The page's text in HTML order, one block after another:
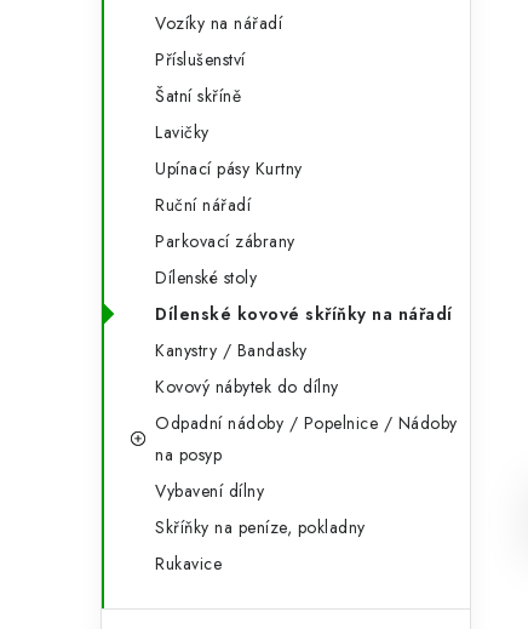
Vozíky na nářadí
Příslušenství
Šatní skříně
Lavičky
Upínací pásy Kurtny
Ruční nářadí
Parkovací zábrany
Dílenské stoly
Dílenské kovové skříňky na nářadí
Kanystry / Bandasky
Kovový nábytek do dílny
Odpadní nádoby / Popelnice / Nádoby
na posyp
Vybavení dílny
Skříňky na peníze, pokladny
Rukavice